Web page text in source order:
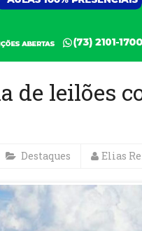
de leilões
Destaques Elias